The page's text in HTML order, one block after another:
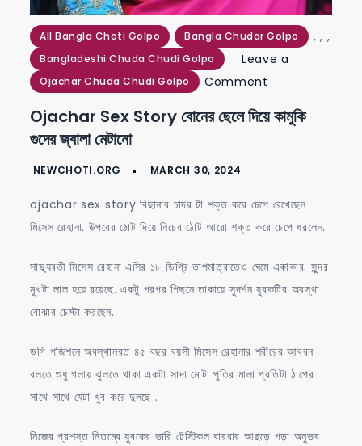
All Bangla Choti Golpo ,
Bangla Chudar Golpo ,
Bangladeshi Chuda Chudi Golpo
,
Ojachar Chuda Chudi Golpo
Leave a
Comment
sex
গুদের
জ্বালা
Ojachar Sex Story বোনের ছেলে দিয়ে কামুকি
গুদের জ্বালা মেটানো
ojachar sex story বিছানার চাদর টা শক্ত করে চেপে রেখেছেন
মিসেস রেহানা. উপরের ঠোট দিয়ে নিচের ঠোট আরো শক্ত করে চেপে ধরলেন.
সাস্থ্যবতী মিসেস রেহানা এসির ১৮ ডিগ্রি তাপমাত্রাতেও ঘেমে একাকার. সুন্দর
মুখটা লাল হয়ে রয়েছে. একটু পরপর পিছনে তাকায়ে সুদর্শন যুবকটির অবস্থা
বোঝার চেস্টা করছেন.
ডগি পজিশনে অবস্থানরত ৪৫ বছর বয়সী মিসেস রেহানার শরীরের আবরন
বলতে শুধু গলায় ঝুলতে থাকা একটা সাদা মোটা পুতির মালা প্রতিটা ঠাপের
সাথে সাথে যেটা খুব করে দুলছে .
নিজের প্রশস্ত নিতম্বে যুবকের ভারি টেস্টিকল বারবার আছড়ে পড়া অনুভব